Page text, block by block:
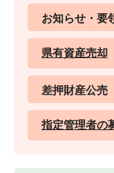
お知らせ・要
県有資産売却
差押財産公売
指定管理者の